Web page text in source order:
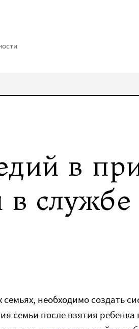
в
в службе
необходимо создать
семьи после взятия ребенка